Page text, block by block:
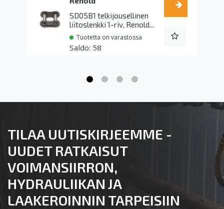
SD05B1 telkijousellinen
liitoslenkki 1-riv, Renold...
Tuotetta on varastossa
58
TILAA UUTISKIRJEEMME -
UUDET RATKAISUT
VOIMANSIIRRON,
HYDRAULIIKAN JA
LAAKEROINNIN TARPEISIIN